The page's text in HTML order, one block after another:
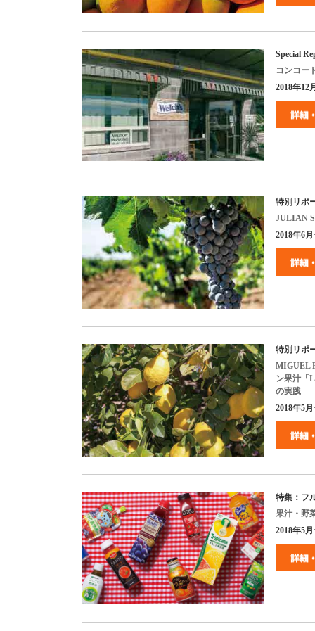
Special
コンコー
2018年12
特別リポ
JULIAN
2018年6
特別リポ
MIGUEL
ン果汁「
の実践
2018年5月
特集：フ
果汁・野
2018年5月